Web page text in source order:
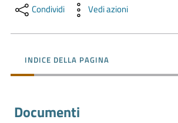
l'impresa
territorio
Condividi Vedi azioni
INDICE DELLA PAGINA
Documenti